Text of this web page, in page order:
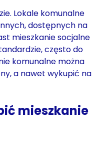
Lokale komunalne
dostępnych na
mieszkanie socjalne
często do
komunalne można
a nawet wykupić na
mieszkanie